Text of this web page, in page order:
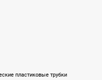
пластиковые трубки